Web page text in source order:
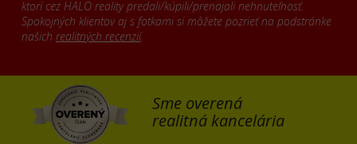
ktorí cez HALO reality predali/kúpili/prenajali nehnuteľnosť.
Spokojných klientov aj s fotkami si môžete pozrieť na podstránke
našich realitných recenzií.
Sme overená
realitná kancelária